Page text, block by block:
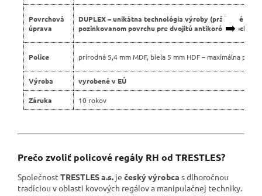
➡️
Povrchová
úprava
DUPLEX – unikátna technológia výroby (práškové
pozinkovanom povrchu pre dvojitú antikoróznu
Police prírodná 5,4 mm MDF, biela 5 mm HDF – maximálna
Výroba vyrobené v EÚ
Záruka 10 rokov
Prečo zvoliť policové regály RH od TRESTLES?
Společnost TRESTLES a.s. je český výrobca s dlhoročnou
tradíciou v oblasti kovových regálov a manipulačnej techniky.